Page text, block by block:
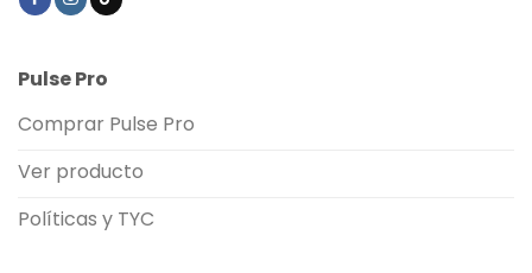
Pulse Pro
Comprar Pulse Pro
Ver producto
Políticas y TYC